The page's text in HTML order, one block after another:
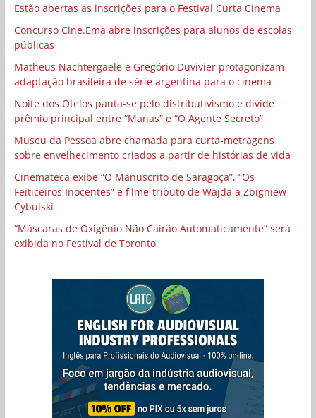
Estão abertas as inscrições para o Festival Curta Cinema
Concurso Cine.Ema abre inscrições para alunos de escolas
públicas
Matheus Nachtergaele e Gregório Duvivier protagonizam
adaptação brasileira de série argentina para o cinema
Noite dos Otelos pauta-se pelo distributivismo e divide
prêmio principal entre “Manas” e “O Agente Secreto”
Museu da Pessoa abre chamada para curta-metragens
sobre envelhecimento criados a partir de histórias de vida
Cinemateca exibe “O Manuscrito de Saragoça”, “Os
Feiticeiros Inocentes” e filme-tributo de Wajda a Zbigniew
Cybulski
“Máscaras de Oxigênio Não Cairão Automaticamente” será
exibida no Festival de Toronto